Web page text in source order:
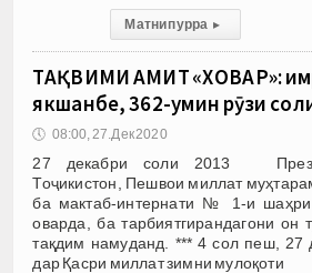
Матни пурра ▸
ТАҚВИМИ АМИТ «ХОВАР»:
якшанбе, 362-умин рӯзи
🕔 08:00, 27.Дек 2020
27 декабри соли 2013
Тоҷикистон, Пешвои миллат
ба мактаб-интернати № 1-и
оварда, ба тарбиятгирандагони он
тақдим намуданд. *** 4 сол пеш, 27
дар Қасри миллат зимни мулоқоти